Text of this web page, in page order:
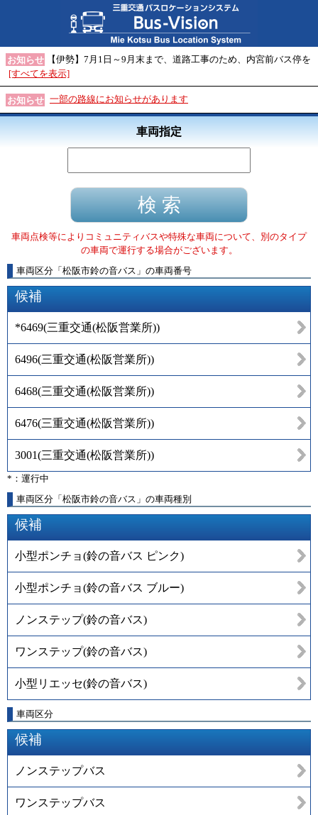
お知らせ
【伊勢】7月1日～9月末まで、道路工事のため、内宮前バス停を
[すべてを表示]
お知らせ 一部の路線にお知らせがあります
車両指定
車両点検等によりコミュニティバスや特殊な車両について、別のタイプ
の車両で運行する場合がございます。
車両区分 「 松阪市鈴の音バス 」 の車両番号
候補
*6469(三重交通(松阪営業所))
6496(三重交通(松阪営業所))
6468(三重交通(松阪営業所))
6476(三重交通(松阪営業所))
3001(三重交通(松阪営業所))
*：運行中
車両区分「松阪市鈴の音バス」の車両種別
候補
小型ポンチョ(鈴の音バス ピンク)
小型ポンチョ(鈴の音バス ブルー)
ノンステップ(鈴の音バス)
ワンステップ(鈴の音バス)
小型リエッセ(鈴の音バス)
車両区分
候補
ノンステップバス
ワンステップバス